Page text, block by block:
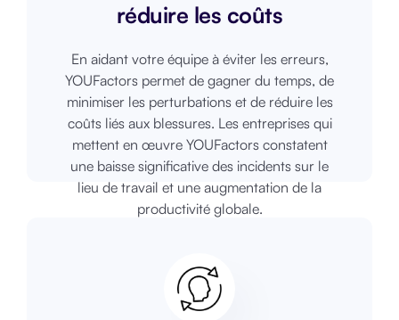
réduire les coûts
En aidant votre équipe à éviter les erreurs,
YOUFactors permet de gagner du temps, de
minimiser les perturbations et de réduire les
coûts liés aux blessures. Les entreprises qui
mettent en œuvre YOUFactors constatent
une baisse significative des incidents sur le
lieu de travail et une augmentation de la
productivité globale.